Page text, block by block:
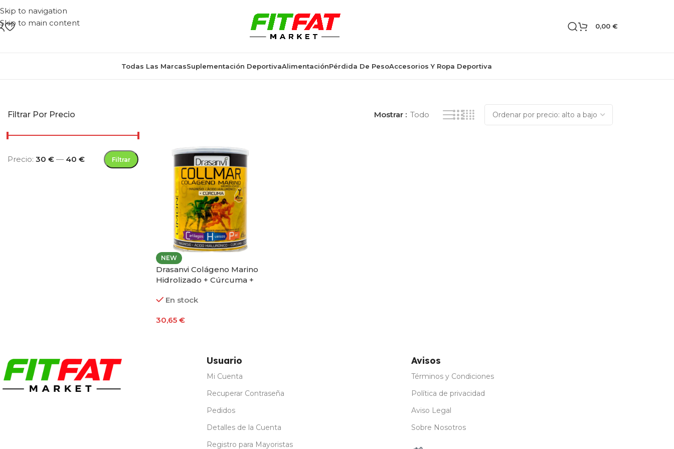
Skip to navigation
Skip to main content
0,00 €
Todas Las MarcasSuplementación DeportivaAlimentaciónPérdida De PesoAccesorios Y Ropa Deportiva
Filtrar Por Precio
Filtrar
Precio: 30 € — 40 €
Mostrar Todo
NEW
Drasanvi Colágeno Marino
Hidrolizado + Cúrcuma +
Ácido Hialurónico 300g
En stock
30,65 €
Usuario
Mi Cuenta
Recuperar Contraseña
Pedidos
Detalles de la Cuenta
Registro para Mayoristas
Avisos
Términos y Condiciones
Política de privacidad
Aviso Legal
Sobre Nosotros